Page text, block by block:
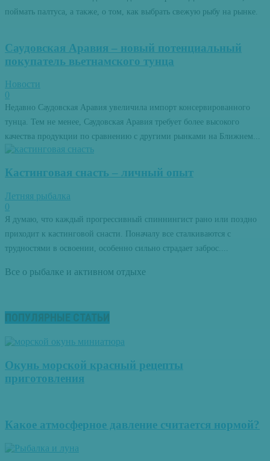
поймать палтуса, а также, о том, как выбрать свежую рыбу на рынке.
Саудовская Аравия – новый потенциальный
покупатель вьетнамского тунца
Новости
0
Недавно Саудовская Аравия увеличила импорт консервированного
тунца. Тем не менее, Саудовская Аравия требует более высокого
качества продукции по сравнению с другими рынками на Ближнем...
Кастинговая снасть – личный опыт
Летняя рыбалка
0
Я думаю, что каждый прогрессивный спиннингист рано или поздно
приходит к кастинговой снасти. Поначалу все сталкиваются с
трудностями в освоении, особенно сильно страдает заброс....
Все о рыбалке и активном отдыхе
ПОПУЛЯРНЫЕ СТАТЬИ
Окунь морской красный рецепты
приготовления
Какое атмосферное давление считается нормой?